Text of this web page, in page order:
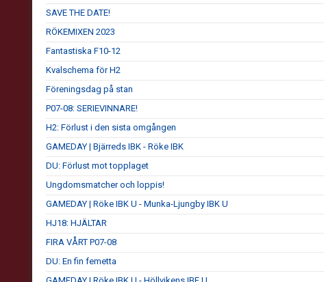
SAVE THE DATE!
RÖKEMIXEN 2023
Fantastiska F10-12
Kvalschema för H2
Föreningsdag på stan
P07-08: SERIEVINNARE!
H2: Förlust i den sista omgången
GAMEDAY | Bjärreds IBK - Röke IBK
DU: Förlust mot topplaget
Ungdomsmatcher och loppis!
GAMEDAY | Röke IBK U - Munka-Ljungby IBK U
HJ18: HJÄLTAR
FIRA VÅRT P07-08
DU: En fin femetta